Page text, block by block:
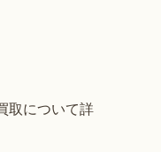
取について詳